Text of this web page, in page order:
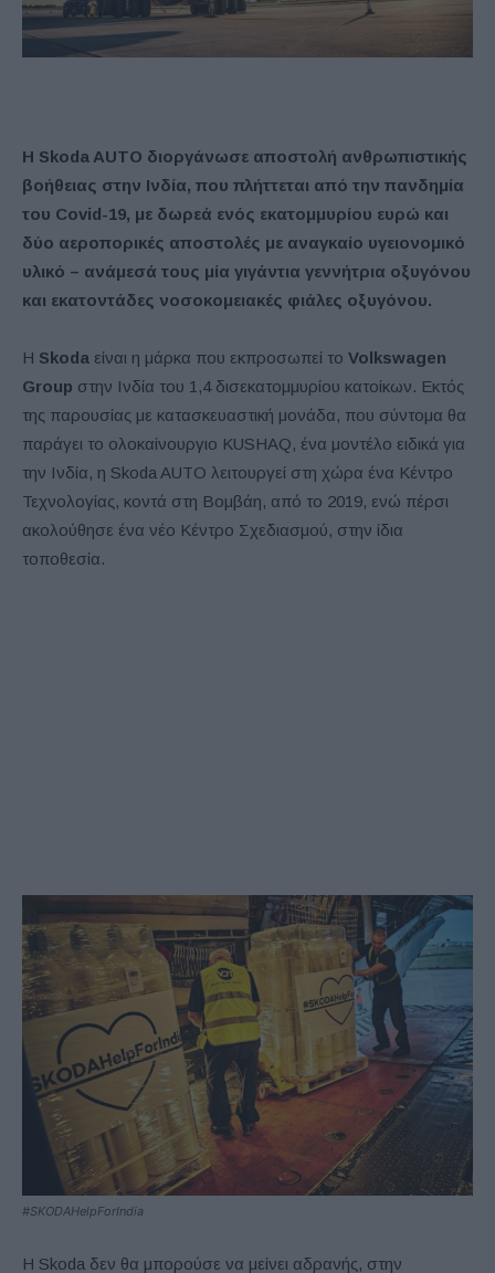
Η Skoda AUTO διοργάνωσε αποστολή ανθρωπιστικής
βοήθειας στην Ινδία, που πλήττεται από την πανδημία
του Covid-19, με δωρεά ενός εκατομμυρίου ευρώ και
δύο αεροπορικές αποστολές με αναγκαίο υγειονομικό
υλικό – ανάμεσά τους μία γιγάντια γεννήτρια οξυγόνου
και εκατοντάδες νοσοκομειακές φιάλες οξυγόνου.
Η Skoda είναι η μάρκα που εκπροσωπεί το Volkswagen
Group στην Ινδία του 1,4 δισεκατομμυρίου κατοίκων. Εκτός
της παρουσίας με κατασκευαστική μονάδα, που σύντομα θα
παράγει το ολοκαίνουργιο KUSHAQ, ένα μοντέλο ειδικά για
την Ινδία, η Skoda AUTO λειτουργεί στη χώρα ένα Κέντρο
Τεχνολογίας, κοντά στη Βομβάη, από το 2019, ενώ πέρσι
ακολούθησε ένα νέο Κέντρο Σχεδιασμού, στην ίδια
τοποθεσία.
#SKODAHelpForIndia
Η Skoda δεν θα μπορούσε να μείνει αδρανής, στην